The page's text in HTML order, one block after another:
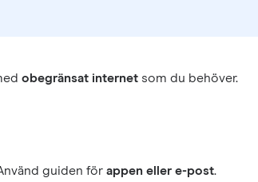
obegränsat internet som du behöver.
guiden förappen eller e-post.